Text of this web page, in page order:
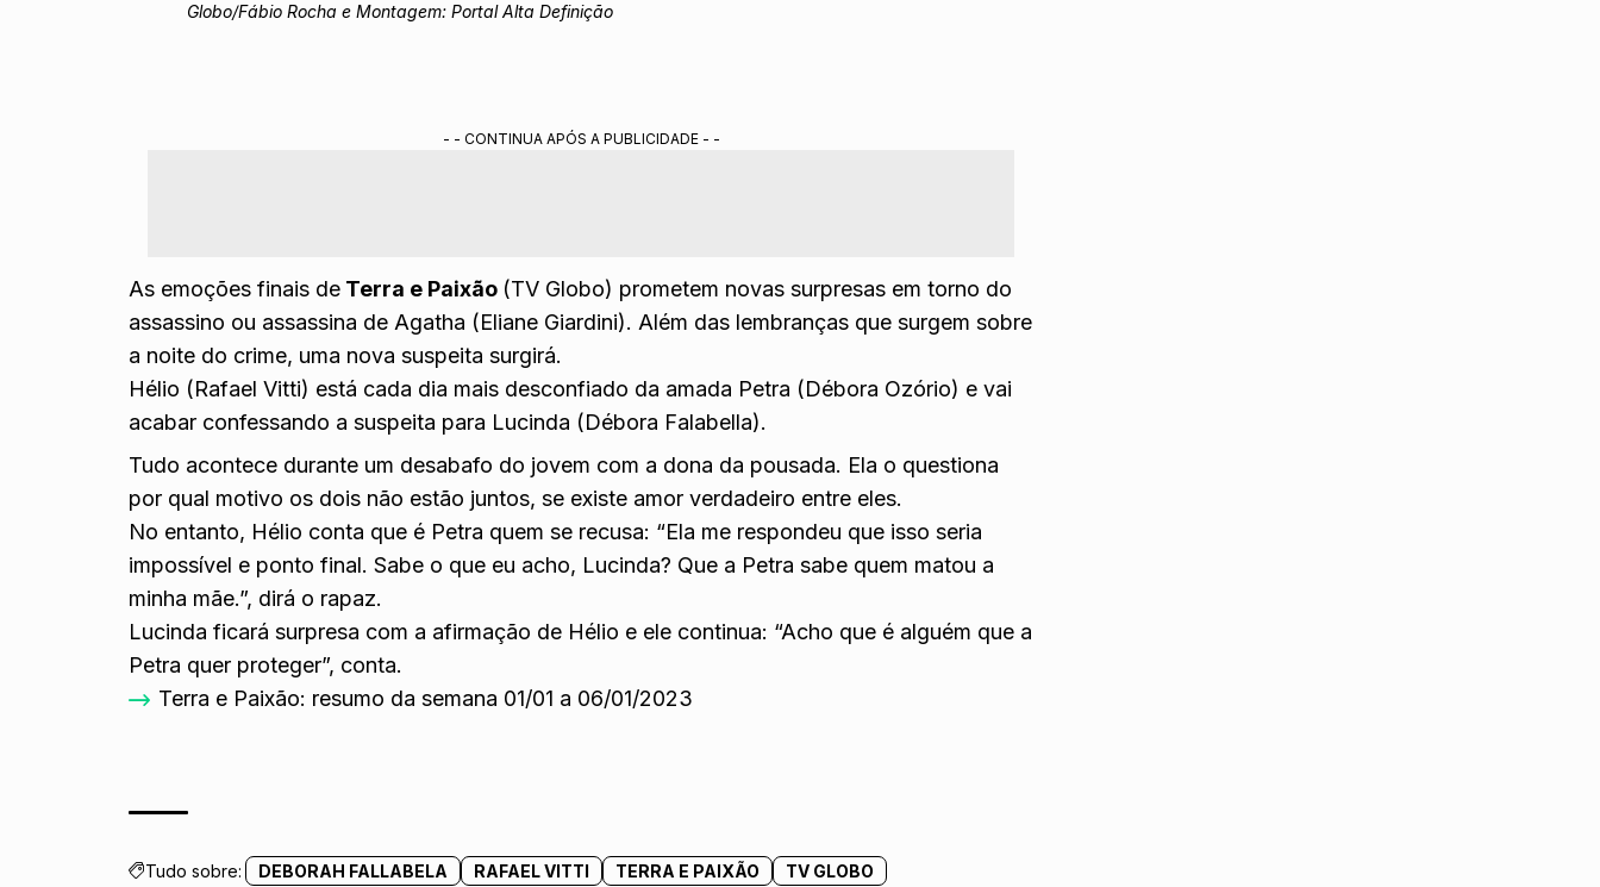
Globo/Fábio Rocha e Montagem: Portal Alta Definição
- - CONTINUA APÓS A PUBLICIDADE - -
As emoções finais de Terra e Paixão (TV Globo) prometem novas surpresas em torno do
assassino ou assassina de Agatha (Eliane Giardini). Além das lembranças que surgem sobre
a noite do crime, uma nova suspeita surgirá.
Hélio (Rafael Vitti) está cada dia mais desconfiado da amada Petra (Débora Ozório) e vai
acabar confessando a suspeita para Lucinda (Débora Falabella).
Tudo acontece durante um desabafo do jovem com a dona da pousada. Ela o questiona
por qual motivo os dois não estão juntos, se existe amor verdadeiro entre eles.
No entanto, Hélio conta que é Petra quem se recusa: “Ela me respondeu que isso seria
impossível e ponto final. Sabe o que eu acho, Lucinda? Que a Petra sabe quem matou a
minha mãe.”, dirá o rapaz.
Lucinda ficará surpresa com a afirmação de Hélio e ele continua: “Acho que é alguém que a
Petra quer proteger”, conta.
Terra e Paixão: resumo da semana 01/01 a 06/01/2023
Tudo sobre: DEBORAH FALLABELA RAFAEL VITTI TERRA E PAIXÃO TV GLOBO